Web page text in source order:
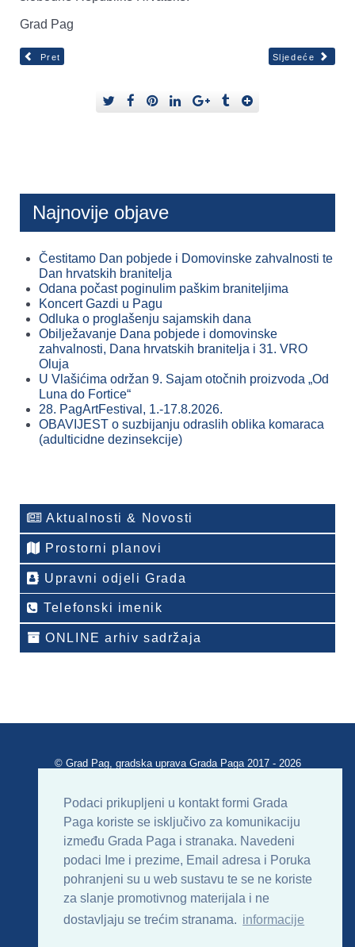
Podaci prikupljeni u kontakt formi Grada
Paga koriste se isključivo za komunikaciju
između Grada Paga i stranaka. Navedeni
podaci Ime i prezime, Email adresa i Poruka
pohranjeni su u web sustavu te se ne koriste
za slanje promotivnog materijala i ne
dostavljaju se trećim stranama. informacije
Grad Pag
Pret Sljedeće
Najnovije objave
Čestitamo Dan pobjede i Domovinske zahvalnosti te
Dan hrvatskih branitelja
Odana počast poginulim paškim braniteljima
Koncert Gazdi u Pagu
Odluka o proglašenju sajamskih dana
Obilježavanje Dana pobjede i domovinske
zahvalnosti, Dana hrvatskih branitelja i 31. VRO
Oluja
U Vlašićima održan 9. Sajam otočnih proizvoda „Od
Luna do Fortice“
28. PagArtFestival, 1.-17.8.2026.
OBAVIJEST o suzbijanju odraslih oblika komaraca
(adulticidne dezinsekcije)
Aktualnosti & Novosti
Prostorni planovi
Upravni odjeli Grada
Telefonski imenik
ONLINE arhiv sadržaja
© Grad Pag, gradska uprava Grada Paga 2017 - 2026
Uvjeti korištenja Impressum
Kontakt
Sitemap
RSS